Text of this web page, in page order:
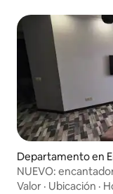
Departamento en
NUEVO:
Valor · Ubicación ·